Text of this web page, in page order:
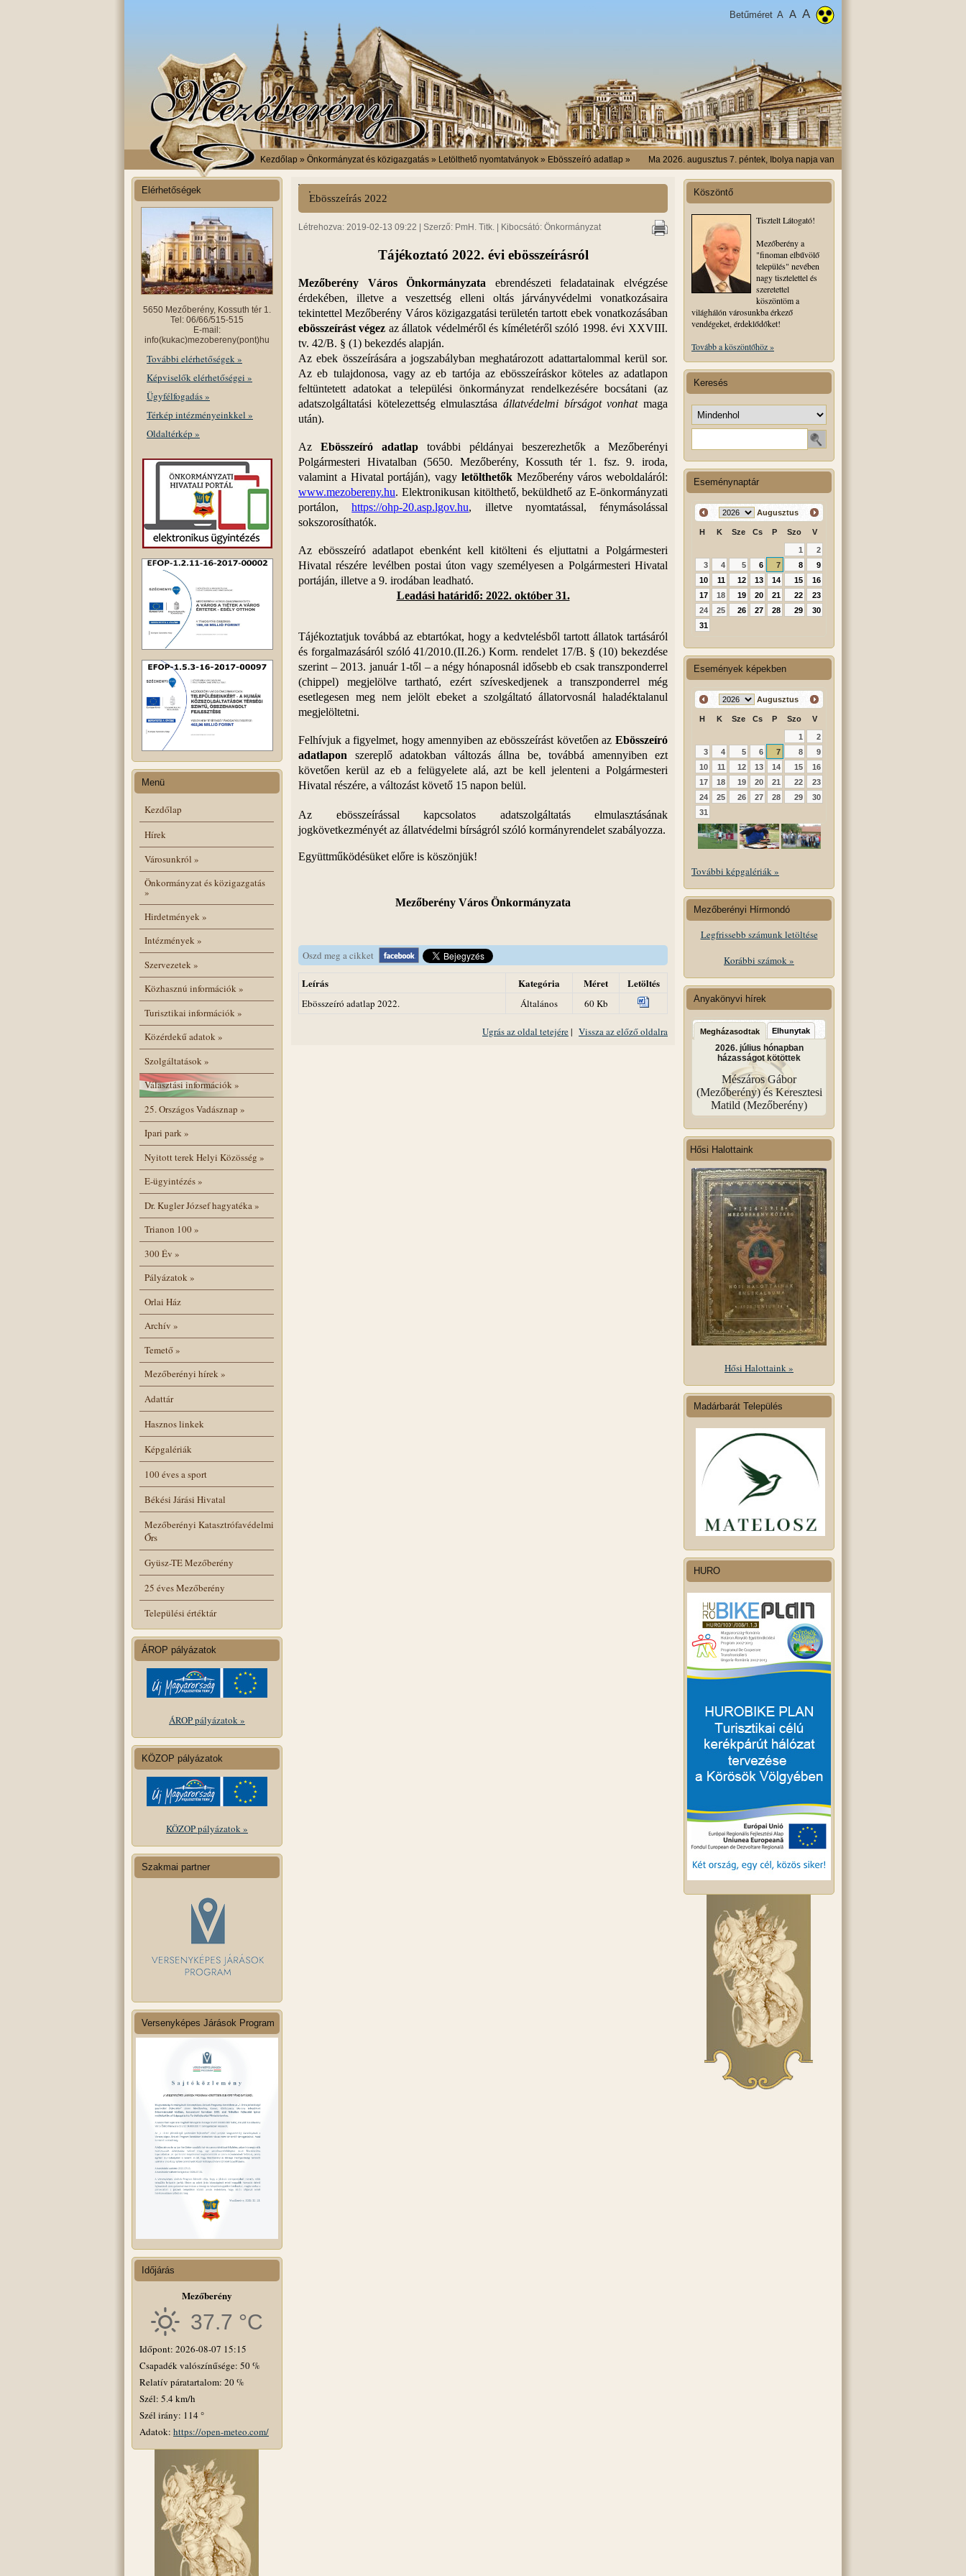
Betűméret A A A
Kezdőlap » Önkormányzat és közigazgatás » Letölthető nyomtatványok » Ebösszeíró adatlap » Ma 2026. augusztus 7. péntek, Ibolya napja van
Elérhetőségek
5650 Mezőberény, Kossuth tér 1.
Tel: 06/66/515-515
E-mail:
info(kukac)mezobereny(pont)hu
További elérhetőségek »
Képviselők elérhetőségei »
Ügyfélfogadás »
Térkép intézményeinkkel »
Oldaltérkép »
Menü
Kezdőlap
Hírek
Városunkról »
Önkormányzat és közigazgatás
»
Hirdetmények»
Intézmények»
Szervezetek»
Közhasznú információk»
Turisztikai információk»
Közérdekű adatok»
Szolgáltatások»
Választási információk»
25. Országos Vadásznap »
Ipari park»
Nyitott terek Helyi Közösség »
E-ügyintézés»
Dr. Kugler József hagyatéka»
Trianon 100»
300 Év »
Pályázatok»
Orlai Ház
Archív »
Temető»
Mezőberényi hírek»
Adattár
Hasznos linkek
Képgalériák
100 éves a sport
Békési Járási Hivatal
Mezőberényi Katasztrófavédelmi
Őrs
Gyüsz-TE Mezőberény
25 éves Mezőberény
Települési értéktár
ÁROP pályázatok
ÁROP pályázatok »
KÖZOP pályázatok
KÖZOP pályázatok »
Szakmai partner
Versenyképes Járások Program
Időjárás
Mezőberény
37.7 °C
Időpont: 2026-08-07 15:15
Csapadék valószínűsége: 50 %
Relatív páratartalom: 20 %
Szél: 5.4 km/h
Szél irány: 114 °
Adatok: https://open-meteo.com/
Ebösszeírás 2022
Létrehozva: 2019-02-13 09:22 | Szerző: PmH. Titk. | Kibocsátó: Önkormányzat
Tájékoztató 2022. évi ebösszeírásról
Mezőberény Város Önkormányzata ebrendészeti feladatainak elvégzése
érdekében, illetve a veszettség elleni oltás járványvédelmi vonatkozásaira
tekintettel Mezőberény Város közigazgatási területén tartott ebek vonatkozásában
ebösszeírást végez az állatok védelméről és kíméletéről szóló 1998. évi XXVIII.
tv. 42/B. § (1) bekezdés alapján.
Az ebek összeírására a jogszabályban meghatározott adattartalommal kerül sor.
Az eb tulajdonosa, vagy az eb tartója az ebösszeíráskor köteles az adatlapon
feltüntetett adatokat a települési önkormányzat rendelkezésére bocsátani (az
adatszolgáltatási kötelezettség elmulasztása állatvédelmi bírságot vonhat maga
után).
Az Ebösszeíró adatlap további példányai beszerezhetők a Mezőberényi
Polgármesteri Hivatalban (5650. Mezőberény, Kossuth tér 1. fsz. 9. iroda,
valamint a Hivatal portáján), vagy letölthetők Mezőberény város weboldaláról:
www.mezobereny.hu. Elektronikusan kitölthető, beküldhető az E-önkormányzati
portálon,https://ohp-20.asp.lgov.hu, illetve nyomtatással, fénymásolással
sokszorosíthatók.
Az ebösszeíró adatlapot ebenként kell kitölteni és eljuttatni a Polgármesteri
Hivatal részére levélben postai úton vagy személyesen a Polgármesteri Hivatal
portáján, illetve a 9. irodában leadható.
Leadási határidő: 2022. október 31.
Tájékoztatjuk továbbá az ebtartókat, hogy a kedvtelésből tartott állatok tartásáról
és forgalmazásáról szóló 41/2010.(II.26.) Korm. rendelet 17/B. § (10) bekezdése
szerint – 2013. január 1-től – a négy hónaposnál idősebb eb csak transzponderrel
(chippel) megjelölve tartható, ezért szíveskedjenek a transzponderrel még
esetlegesen meg nem jelölt ebeket a szolgáltató állatorvosnál haladéktalanul
megjelöltetni.
Felhívjuk a figyelmet, hogy amennyiben az ebösszeírást követően az Ebösszeíró
adatlapon szereplő adatokban változás állna be, továbbá amennyiben ezt
követően kerül az eb a felügyelete alá, azt be kell jelenteni a Polgármesteri
Hivatal részére, a változást követő 15 napon belül.
Az ebösszeírással kapcsolatos adatszolgáltatás elmulasztásának
jogkövetkezményét az állatvédelmi bírságról szóló kormányrendelet szabályozza.
Együttműködésüket előre is köszönjük!
Mezőberény Város Önkormányzata
Oszd meg a cikket
Leírás Kategória Méret Letöltés
Ebösszeíró adatlap 2022. Általános 60 Kb
Ugrás az oldal tetejére| Vissza az előző oldalra
Köszöntő
Tisztelt Látogató!
Mezőberény a
"finoman elbűvölő
település" nevében
nagy tisztelettel és
szeretettel
köszöntöm a
világhálón városunkba érkező
vendégeket, érdeklődőket!
Tovább a köszöntőhöz »
Keresés
Keresés helye
Eseménynaptár
Augusztus
H K Sze Cs P Szo V
1
2
3
4 5 6 7 8
9
10
11 12 13 14 15
16
17
18 19 20 21 22
23
24
25 26 27 28 29
30
31
Események képekben
Augusztus
H K Sze Cs P Szo V
1
2
3
4 5 6 7 8
9
10
11 12 13 14 15
16
17
18 19 20 21 22
23
24
25 26 27 28 29
30
31
További képgalériák »
Mezőberényi Hírmondó
Legfrissebb számunk letöltése
Korábbi számok »
Anyakönyvi hírek
Megházasodtak Elhunytak
2026. július hónapban
házasságot kötöttek
Mészáros Gábor
(Mezőberény) és Keresztesi
Matild (Mezőberény)
Hősi Halottaink
Hősi Halottaink »
Madárbarát Település
HURO